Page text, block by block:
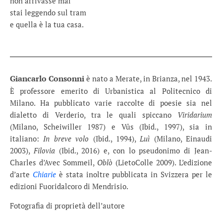
stai leggendo sul tram
e quella è la tua casa.
Giancarlo Consonni è nato a Merate, in Brianza, nel 1943.
È professore emerito di Urbanistica al Politecnico di
Milano. Ha pubblicato varie raccolte di poesie sia nel
dialetto di Verderio, tra le quali spiccano Viridarium
(Milano, Scheiwiller 1987) e Vûs (Ibid., 1997), sia in
italiano: In breve volo (Ibid., 1994), Luì (Milano, Einaudi
2003), Filovia(Ibid., 2016) e, con lo pseudonimo di Jean-
Charles d’Avec Sommeil, Oblò (LietoColle 2009). L’edizione
d’arte Chiarie è stata inoltre pubblicata in Svizzera per le
edizioni Fuoridalcoro di Mendrisio.
Fotografia di proprietà dell’autore